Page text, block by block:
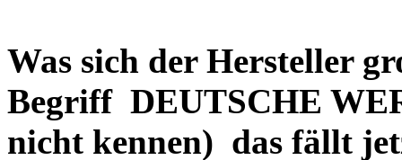
Was sich der Hersteller
Begriff DEUTSCHE
nicht kennen) das fällt